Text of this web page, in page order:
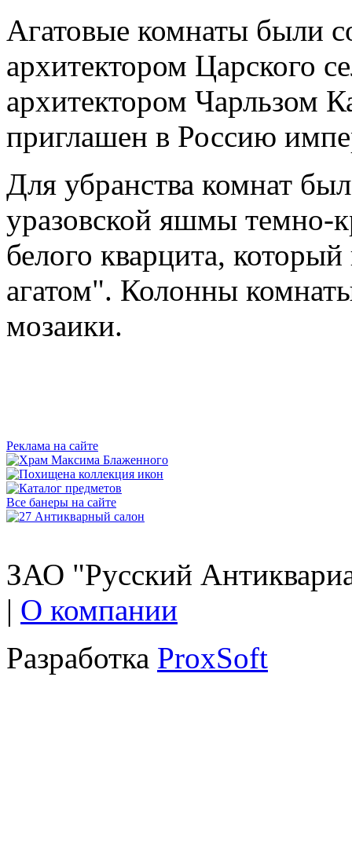
Агатовые комнаты были
архитектором Царского
архитектором Чарльзом
приглашен в Россию
Для убранства комнат
уразовской яшмы темно-
белого кварцита,
агатом". Колонны
мозаики.
Реклама на сайте
Все банеры на сайте
ЗАО "Русский
| О компании
Разработка ProxSoft